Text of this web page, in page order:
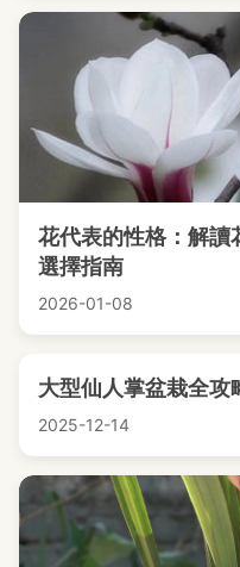
花代表的性格：解讀
選擇指南
2026-01-08
大型仙人掌盆栽全攻
2025-12-14